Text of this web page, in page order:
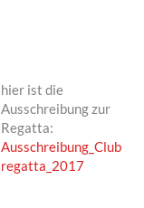
hier ist die
Ausschreibung zur
Regatta:
Ausschreibung_Club
regatta_2017